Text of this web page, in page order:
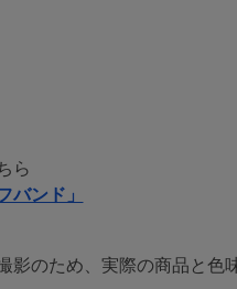
ら
バンド」
影のため、実際の商品と色